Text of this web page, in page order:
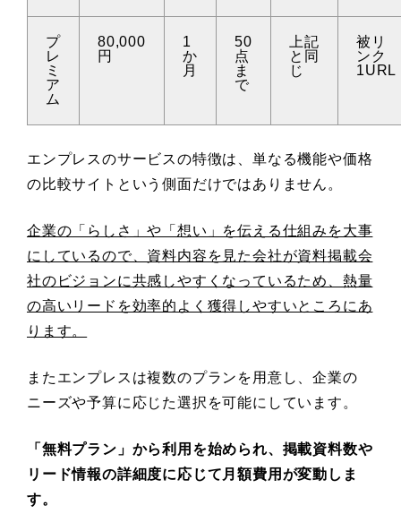
プ
レ
ミ
ア
ム
80,000
円
1
か
月
50
点
ま
で
上記
と同
じ
被リ
ンク
1URL
エンプレスのサービスの特徴は、単なる機能や価格
の比較サイトという側面だけではありません。
企業の「らしさ」や「想い」を伝える仕組みを大事
にしているので、資料内容を見た会社が資料掲載会
社のビジョンに共感しやすくなっているため、熱量
の高いリードを効率的よく獲得しやすいところにあ
ります。
またエンプレスは複数のプランを用意し、企業の
ニーズや予算に応じた選択を可能にしています。
「無料プラン」から利用を始められ、掲載資料数や
リード情報の詳細度に応じて月額費用が変動しま
す。